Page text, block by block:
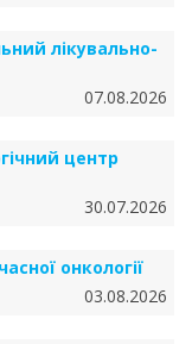
лікувально-
07.08.2026
центр
30.07.2026
онкології
03.08.2026